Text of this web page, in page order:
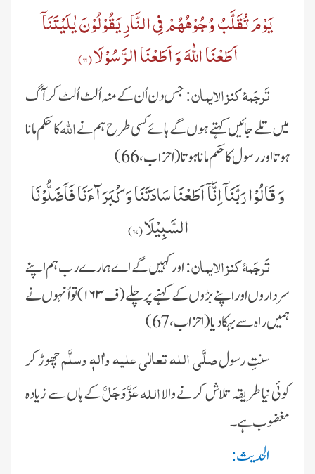
یَوْمَ تُقَلَّبُ وُجُوْهُهُمْ فِی النَّارِ یَقُوْلُوْنَ یٰلَیْتَنَاۤ
اَطَعْنَا اللّٰهَ وَ اَطَعْنَا الرَّسُوْلَا(۶۶)
تَرجَمۂ کنز الایمان:جس دن اُن کے منہ اُلٹ اُلٹ کر آ گ
میں تلے جائیں کہتے ہوں گے ہائے کسی طرح ہم نےاللہکا حکم مانا
ہوتا اور رسول کا حکم مانا ہوتا (احزاب ،66)
وَ قَالُوْا رَبَّنَاۤ اِنَّاۤ اَطَعْنَا سَادَتَنَا وَ كُبَرَآءَنَا فَاَضَلُّوْنَا
السَّبِیْلَا(۶۷)
تَرجَمۂ کنز الایمان:اور کہیں گے اے ہمارے رب ہم اپنے
سرداروں اور اپنے بڑوں کے کہنے پر چلے (ف۱۶۳) تو اُنہوں نے
ہمیں راہ سے بہکادیا( احزاب ، 67)
سنتِ رسولصلَّی اللہ تعالٰی علیہ واٰلہٖ وسلَّمچھوڑ کر
کوئی نیا طریقہ تلاش کرنے والااللہعَزَّ وَجَلَّکے ہاں سے زیادہ
مغضوب ہے۔
الحدیث: